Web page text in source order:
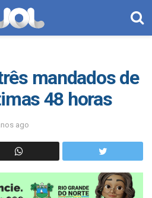
mandados de
48 horas
ago